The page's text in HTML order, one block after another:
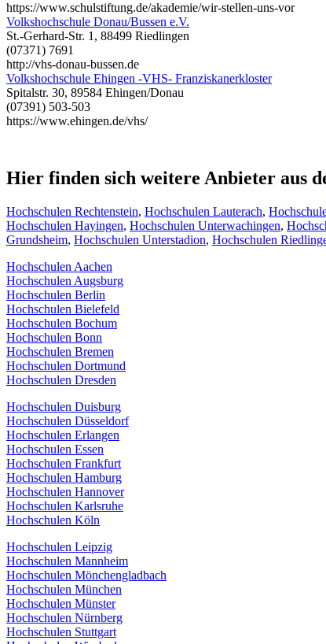
https://www.schulstiftung.de/akademie/wir-stellen-uns-vor
Volkshochschule Donau/Bussen e.V.
St.-Gerhard-Str. 1, 88499 Riedlingen
(07371) 7691
http://vhs-donau-bussen.de
Volkshochschule Ehingen -VHS- Franziskanerkloster
Spitalstr. 30, 89584 Ehingen/Donau
(07391) 503-503
https://www.ehingen.de/vhs/
Hier finden sich weitere Anbieter aus
Hochschulen Rechtenstein, Hochschulen Lauterach,
Hochschulen Hayingen, Hochschulen Unterwachingen,
Grundsheim, Hochschulen Unterstadion, Hochschulen
Hochschulen Aachen
Hochschulen Augsburg
Hochschulen Berlin
Hochschulen Bielefeld
Hochschulen Bochum
Hochschulen Bonn
Hochschulen Bremen
Hochschulen Dortmund
Hochschulen Dresden
Hochschulen Duisburg
Hochschulen Düsseldorf
Hochschulen Erlangen
Hochschulen Essen
Hochschulen Frankfurt
Hochschulen Hamburg
Hochschulen Hannover
Hochschulen Karlsruhe
Hochschulen Köln
Hochschulen Leipzig
Hochschulen Mannheim
Hochschulen Mönchengladbach
Hochschulen München
Hochschulen Münster
Hochschulen Nürnberg
Hochschulen Stuttgart